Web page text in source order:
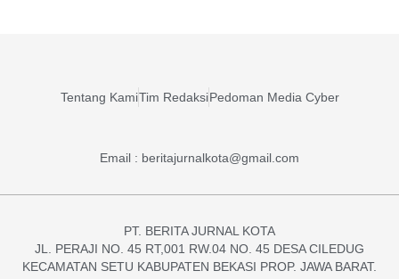
Tentang KamiTim RedaksiPedoman Media Cyber
Email : beritajurnalkota@gmail.com
PT. BERITA JURNAL KOTA
JL. PERAJI NO. 45 RT,001 RW.04 NO. 45 DESA CILEDUG
KECAMATAN SETU KABUPATEN BEKASI PROP. JAWA BARAT.